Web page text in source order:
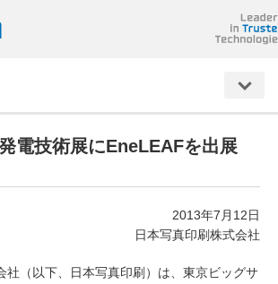
電技術展にEneLEAFを出展
2013年7月12日
日本写真印刷株式会社
社（以下、日本写真印刷）は、東京ビッグサ